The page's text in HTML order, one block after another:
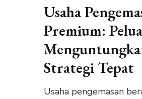
Usaha
Premium:
Strategi Tepat
Usaha pengemasan